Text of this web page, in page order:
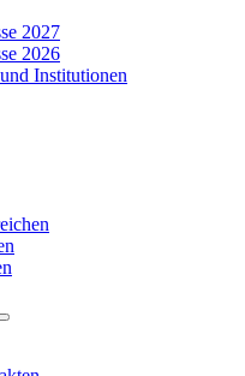
2027
2026
Institutionen